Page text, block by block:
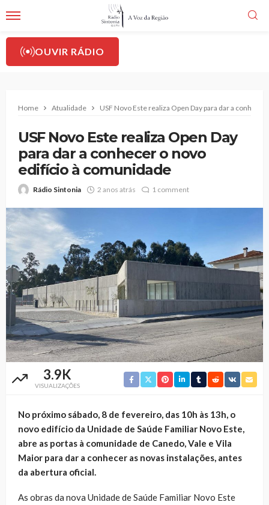
OUVIR RÁDIO
Home Atualidade USF Novo Este realiza Open Day para dar a
USF Novo Este realiza Open Day
para dar a conhecer o novo
edifício à comunidade
Rádio Sintonia 2 anos atrás 1 comment
3.9K
VISUALIZAÇÕES
No próximo sábado, 8 de fevereiro, das 10h às 13h, o
novo edifício da Unidade de Saúde Familiar Novo Este,
abre as portas à comunidade de Canedo, Vale e Vila
Maior para dar a conhecer as novas instalações, antes
da abertura oficial.
As obras da nova Unidade de Saúde Familiar Novo Este